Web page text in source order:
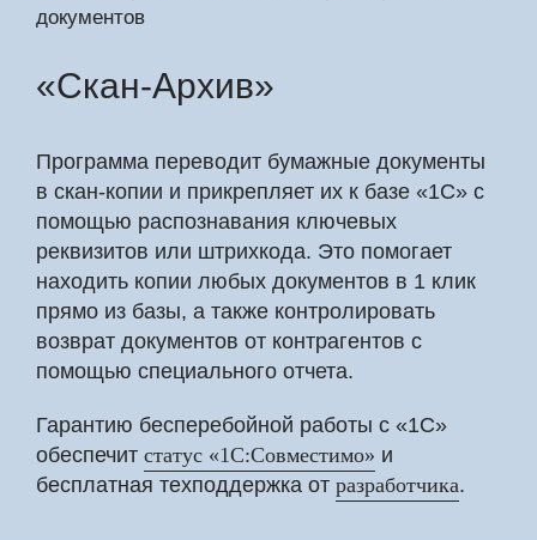
«Скан-Архив»
Программа переводит бумажные документы
в скан-копии и прикрепляет их к базе «1С» с
помощью распознавания ключевых
реквизитов или штрихкода. Это помогает
находить копии любых документов в 1 клик
прямо из базы, а также контролировать
возврат документов от контрагентов с
помощью специального отчета.
Гарантию бесперебойной работы с «1С»
обеспечит статус «1С:Совместимо» и
бесплатная техподдержка от разработчика.